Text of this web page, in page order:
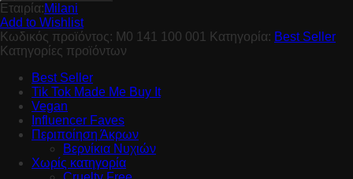
Εταιρία:Milani
Add to Wishlist
Κωδικός προϊόντος: M0 141 100 001 Κατηγορία: Best Seller
Κατηγορίες προϊόντων
Best Seller
Tik Tok Made Me Buy It
Vegan
Influencer Faves
Περιποίηση Άκρων
Βερνίκια Νυχιών
Χωρίς κατηγορία